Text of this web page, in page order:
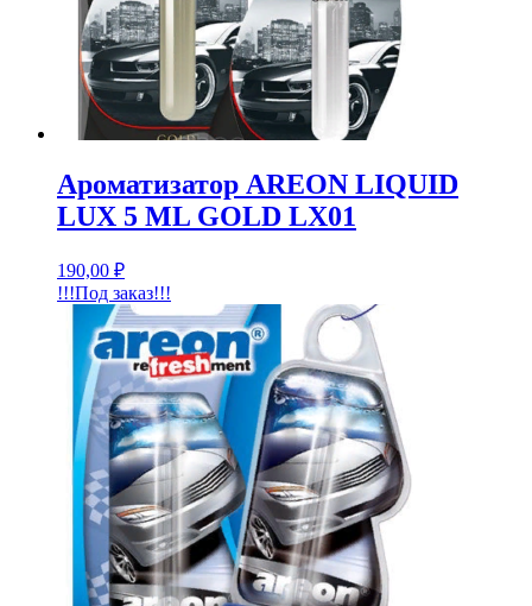
Ароматизатор AREON LIQUID
LUX 5 ML GOLD LX01
190,00 ₽
!!!Под заказ!!!